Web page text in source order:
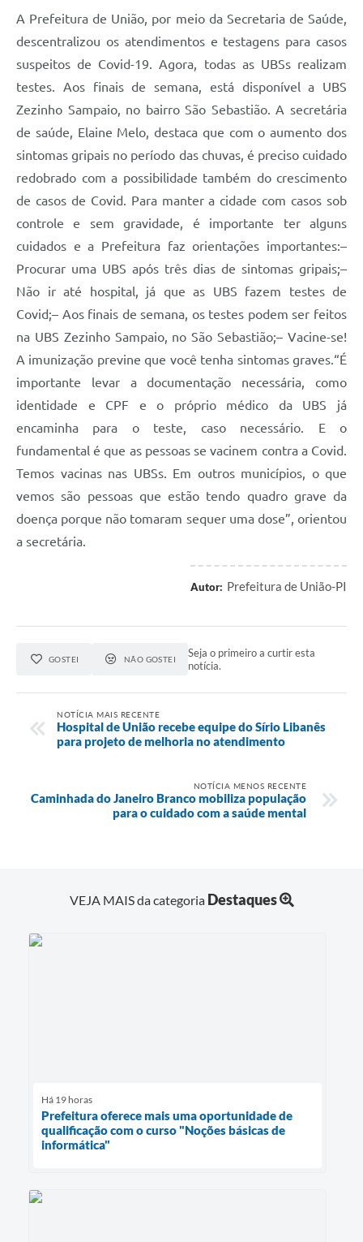
A Prefeitura de União, por meio da Secretaria de Saúde,
descentralizou os atendimentos e testagens para casos
suspeitos de Covid-19. Agora, todas as UBSs realizam
testes. Aos finais de semana, está disponível a UBS
Zezinho Sampaio, no bairro São Sebastião. A secretária
de saúde, Elaine Melo, destaca que com o aumento dos
sintomas gripais no período das chuvas, é preciso cuidado
redobrado com a possibilidade também do crescimento
de casos de Covid. Para manter a cidade com casos sob
controle e sem gravidade, é importante ter alguns
cuidados e a Prefeitura faz orientações importantes:–
Procurar uma UBS após três dias de sintomas gripais;–
Não ir até hospital, já que as UBS fazem testes de
Covid;– Aos finais de semana, os testes podem ser feitos
na UBS Zezinho Sampaio, no São Sebastião;– Vacine-se!
A imunização previne que você tenha sintomas graves.“É
importante levar a documentação necessária, como
identidade e CPF e o próprio médico da UBS já
encaminha para o teste, caso necessário. E o
fundamental é que as pessoas se vacinem contra a Covid.
Temos vacinas nas UBSs. Em outros municípios, o que
vemos são pessoas que estão tendo quadro grave da
doença porque não tomaram sequer uma dose”, orientou
a secretária.
Autor: Prefeitura de União-PI
GOSTEI NÃO GOSTEI
Seja o primeiro a curtir esta
notícia.
NOTÍCIA MAIS RECENTE
Hospital de União recebe equipe do Sírio Libanês
para projeto de melhoria no atendimento
NOTÍCIA MENOS RECENTE
Caminhada do Janeiro Branco mobiliza população
para o cuidado com a saúde mental
VEJA MAIS da categoria Destaques
Há 19 horas
Prefeitura oferece mais uma oportunidade de
qualificação com o curso "Noções básicas de
informática"